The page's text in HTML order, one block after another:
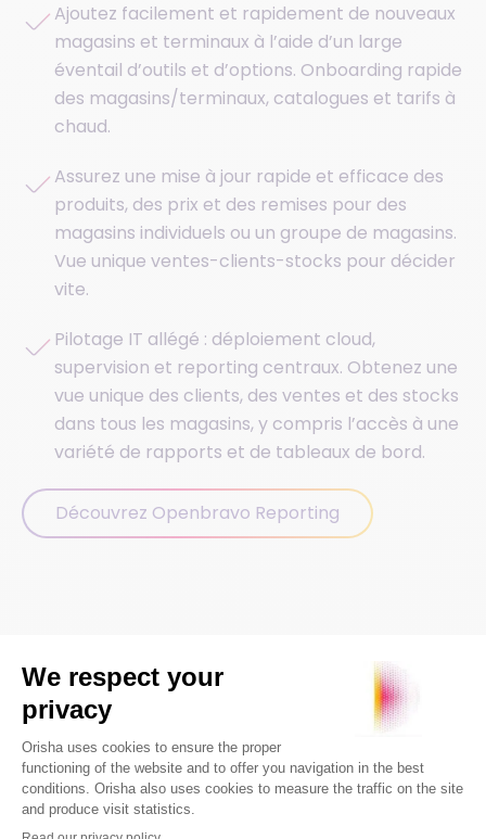
Ajoutez facilement et rapidement de nouveaux
magasins et terminaux à l’aide d’un large
éventail d’outils et d’options. Onboarding rapide
des magasins/terminaux, catalogues et tarifs à
chaud.
Assurez une mise à jour rapide et efficace des
produits, des prix et des remises pour des
magasins individuels ou un groupe de magasins.
Vue unique ventes-clients-stocks pour décider
vite.
Pilotage IT allégé : déploiement cloud,
supervision et reporting centraux. Obtenez une
vue unique des clients, des ventes et des stocks
dans tous les magasins, y compris l’accès à une
variété de rapports et de tableaux de bord.
Découvrez Openbravo Reporting